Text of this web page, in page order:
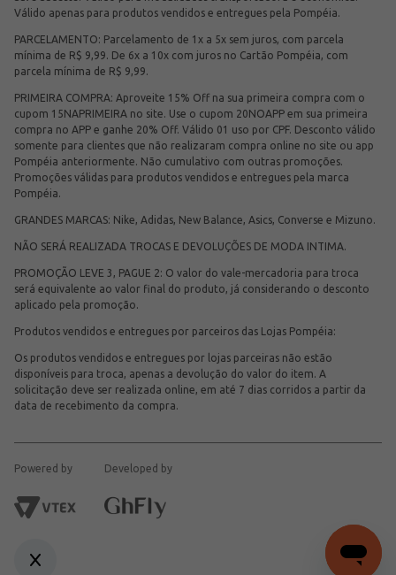
Válido apenas para produtos vendidos e entregues pela Pompéia.
PARCELAMENTO: Parcelamento de 1x a 5x sem juros, com parcela
mínima de R$ 9,99. De 6x a 10x com juros no Cartão Pompéia, com
parcela mínima de R$ 9,99.
PRIMEIRA COMPRA: Aproveite 15% Off na sua primeira compra com o
cupom 15NAPRIMEIRA no site. Use o cupom 20NOAPP em sua primeira
compra no APP e ganhe 20% Off. Válido 01 uso por CPF. Desconto válido
somente para clientes que não realizaram compra online no site ou app
Pompéia anteriormente. Não cumulativo com outras promoções.
Promoções válidas para produtos vendidos e entregues pela marca
Pompéia.
GRANDES MARCAS: Nike, Adidas, New Balance, Asics, Converse e Mizuno.
NÃO SERÁ REALIZADA TROCAS E DEVOLUÇÕES DE MODA INTIMA.
PROMOÇÃO LEVE 3, PAGUE 2: O valor do vale-mercadoria para troca
será equivalente ao valor final do produto, já considerando o desconto
aplicado pela promoção.
Produtos vendidos e entregues por parceiros das Lojas Pompéia:
Os produtos vendidos e entregues por lojas parceiras não estão
disponíveis para troca, apenas a devolução do valor do item. A
solicitação deve ser realizada online, em até 7 dias corridos a partir da
data de recebimento da compra.
Powered by Developed by